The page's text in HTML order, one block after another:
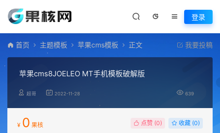
登录
首页 主题模板 苹果cms模板 正文 我要投稿
苹果cms8JOELEO MT手机模板破解版
超哥 2022-11-28 639
¥ 0 果核 点赞 (0) 收藏 (0)